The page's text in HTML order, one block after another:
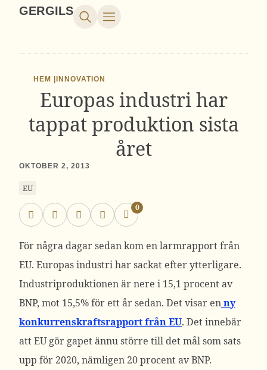
GERGILS
HEM | INNOVATION
Europas industri har
tappat produktion sista
året
OKTOBER 2, 2013
EU
0
För några dagar sedan kom en larmrapport från
EU. Europas industri har sackat efter ytterligare.
Industriproduktionen är nere i 15,1 procent av
BNP, mot 15,5% för ett år sedan. Det visar enny
konkurrenskraftsrapport från EU. Det innebär
att EU gör gapet ännu större till det mål som sats
upp för 2020, nämligen 20 procent av BNP.